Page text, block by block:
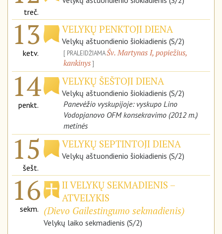
treč.
13
ketv.
VELYKŲ PENKTOJI DIENA
Velykų aštuondienio šiokiadienis (S/2)
PRALEIDŽIAMAŠv. Martynas I, popiežius,
kankinys
14
penkt.
VELYKŲ ŠEŠTOJI DIENA
Velykų aštuondienio šiokiadienis (S/2)
Panevėžio vyskupijoje: vyskupo Lino
Vodopjanovo OFM konsekravimo (2012 m.)
metinės
15
šešt.
VELYKŲ SEPTINTOJI DIENA
Velykų aštuondienio šiokiadienis (S/2)
16
sekm.
II VELYKŲ SEKMADIENIS –
ATVELYKIS
(Dievo Gailestingumo sekmadienis)
Velykų laiko sekmadienis (S/2)